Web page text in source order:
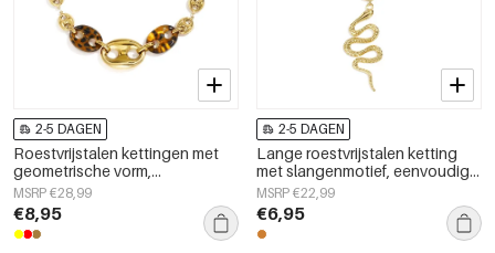
2-5 DAGEN
Roestvrijstalen kettingen met
geometrische vorm,
eenvoudige, alledaagse serie,
dames sieraden
MSRP €28,99
€8,95
2-5 DAGEN
Lange roestvrijstalen ketting
met slangenmotief, eenvoudige
dagelijkse sieradenserie voor
dames.
MSRP €22,99
€6,95